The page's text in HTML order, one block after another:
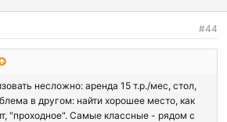
#44
несложно: аренда 15 т.р./мес, стол,
в другом: найти хорошее место, как
"проходное". Самые классные - рядом с